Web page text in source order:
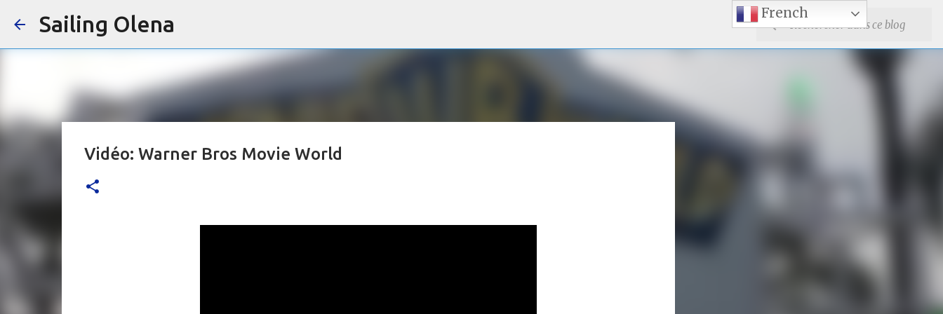
Sailing Olena
Vidéo: Warner Bros Movie World
French